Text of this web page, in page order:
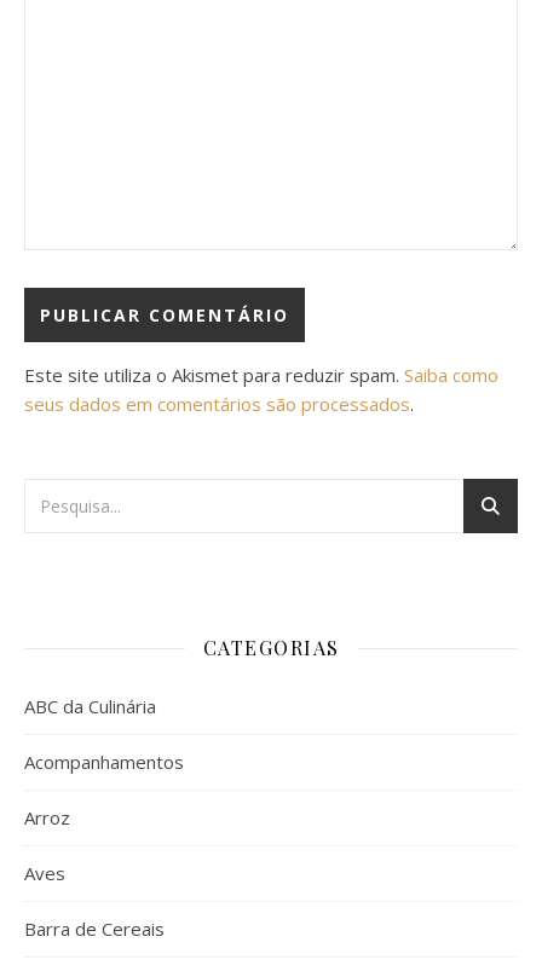
Este site utiliza o Akismet para reduzir spam. Saiba como
seus dados em comentários são processados.
CATEGORIAS
ABC da Culinária
Acompanhamentos
Arroz
Aves
Barra de Cereais